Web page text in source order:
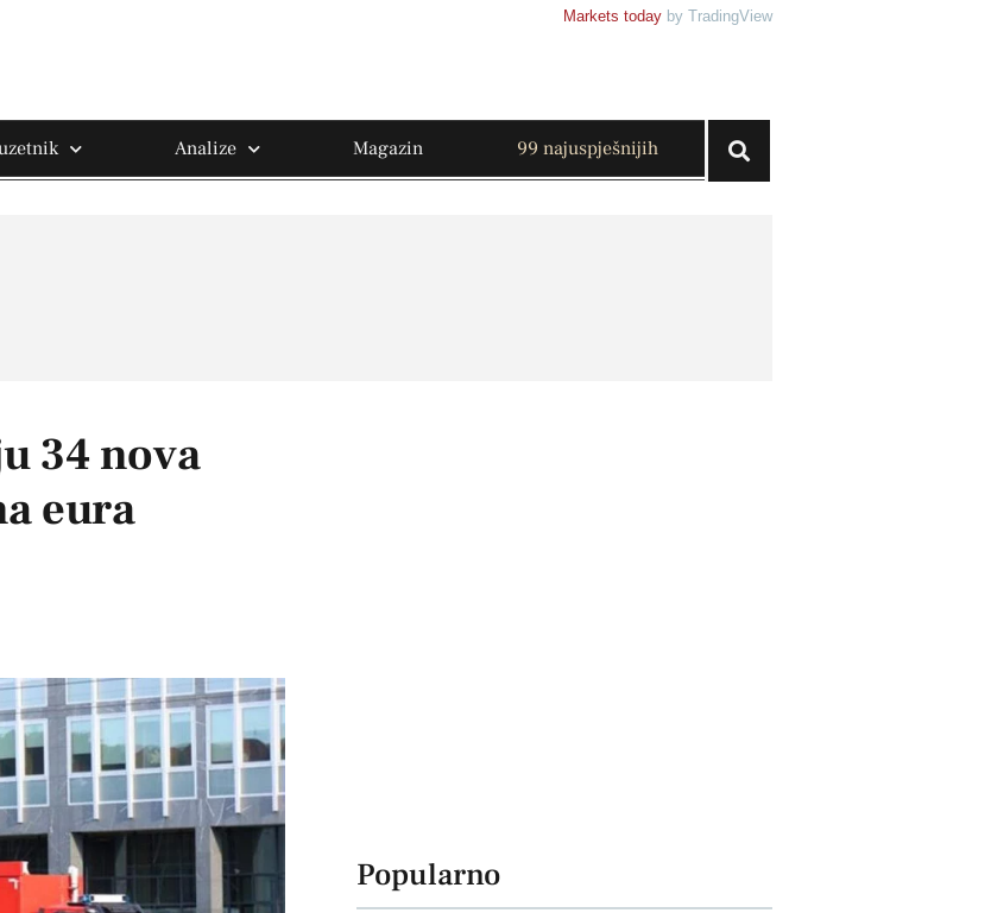
Markets today by TradingView
Analize Magazin 99 najuspješnijih
34 nova
eura
Popularno